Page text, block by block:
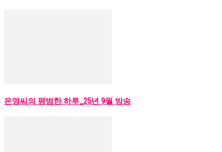
은영씨의 평범한 하루_25년 9월 방송